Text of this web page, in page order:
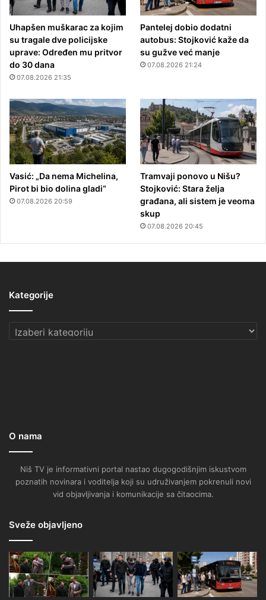
Uhapšen muškarac za kojim
su tragale dve policijske
uprave: Određen mu pritvor
do 30 dana
07.08.2026 21:35
Pantelej dobio dodatni
autobus: Stojković kaže da
su gužve već manje
07.08.2026 21:24
Vasić: „Da nema Michelina,
Pirot bi bio dolina gladi“
07.08.2026 20:59
Tramvaji ponovo u Nišu?
Stojković: Stara želja
građana, ali sistem je veoma
skup
07.08.2026 20:45
Kategorije
Kategorije
O nama
Niš TV je informativni portal nastao dugogodišnjim iskustvom
poznatih novinara i voditelja koji su udruživanjem pokrenuli novi
vid objavljivanja i komunikacije sa čitaocima.
Sveže objavljeno